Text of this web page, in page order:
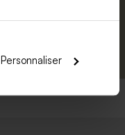
Personnaliser